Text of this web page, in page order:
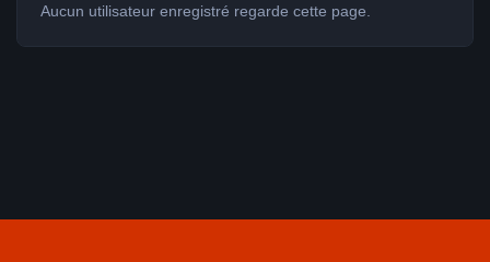
Aucun utilisateur enregistré regarde cette page.